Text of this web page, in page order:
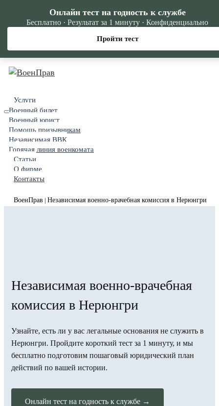
Услуги
Военный билет
Военный юрист
Помощь призывникам
Независимая ВВК
Горячая линия военкомата
Статьи
О фирме
Контакты
ВоенПрав Независимая военно-врачебная комиссия в Нерюнгри
Независимая военно-врачебная
комиссия в Нерюнгри
Узнайте, есть ли у вас легальные основания не служить в
Нерюнгри. Пройдите короткий тест за 1 минуту, и мы
бесплатно подготовим пошаговый юридический план
действий по вашей истории.
Онлайн тест на годность к службе →
Онлайн тест на годность к службе
Бесплатно · Результат за 1 минуту · Конфиденциально
Пройти тест